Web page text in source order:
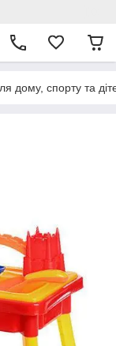
дому, спорту та